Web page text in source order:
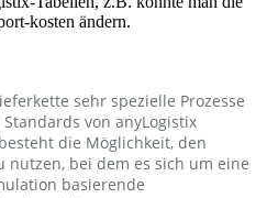
kosten ändern.
sehr spezielle Prozesse
von anyLogistix
die Möglichkeit, den
nutzen, bei dem es sich um eine
basierende